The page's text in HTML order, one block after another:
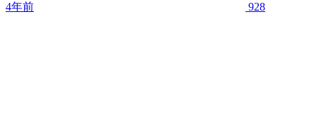
4年前 928